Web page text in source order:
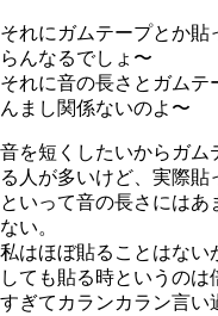
それにガムテープとか貼
らんなるでしょ〜
それに音の長さとガムテ
んまし関係ないのよ〜
音を短くしたいからガム
る人が多いけど、実際貼
といって音の長さにはあ
ない。
私はほぼ貼ることはない
しても貼る時というのは
すぎてカランカラン言い